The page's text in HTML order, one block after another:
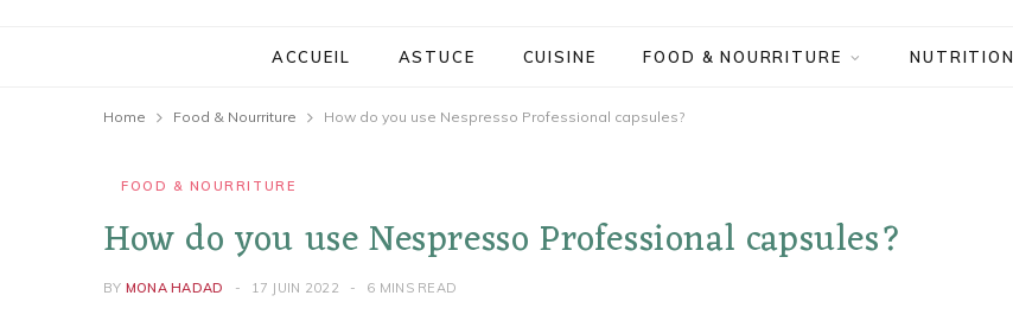
ACCUEIL ASTUCE CUISINE FOOD & NOURRITURE NUTRITION
Home Food & Nourriture How do you use Nespresso Professional capsules?
FOOD & NOURRITURE
How do you use Nespresso Professional capsules?
BY MONA HADAD 17 JUIN 2022 6 MINS READ